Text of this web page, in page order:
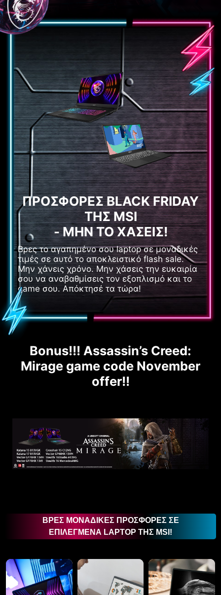
ΠΡΟΣΦΟΡΕΣ BLACK FRIDAY
ΤΗΣ MSI
- ΜΗΝ ΤΟ ΧΑΣΕΙΣ!
Βρες το αγαπημένο σου laptop σε μοναδικές
τιμές σε αυτό το αποκλειστικό flash sale.
Μην χάνεις χρόνο. Μην χάσεις την ευκαιρία
σου να αναβαθμίσεις τον εξοπλισμό και το
game σου. Απόκτησέ τα τώρα!
Bonus!!! Assassin’s Creed:
Mirage game code November
offer!!
ΒΡΕΣ ΜΟΝΑΔΙΚΕΣ ΠΡΟΣΦΟΡΕΣ ΣΕ
ΕΠΙΛΕΓΜΕΝΑ LAPTOP ΤΗΣ MSI!